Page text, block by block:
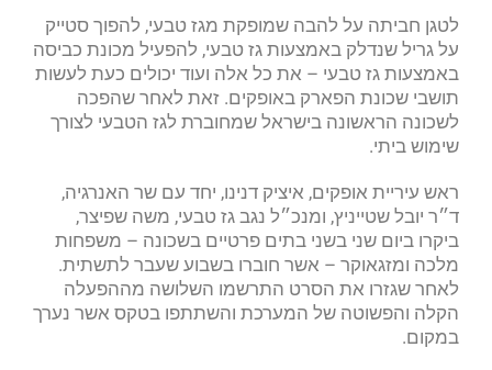
לטגן חביתה על להבה שמופקת מגז טבעי, להפוך סטייק
על גריל שנדלק באמצעות גז טבעי, להפעיל מכונת כביסה
באמצעות גז טבעי – את כל אלה ועוד יכולים כעת לעשות
תושבי שכונת הפארק באופקים. זאת לאחר שהפכה
לשכונה הראשונה בישראל שמחוברת לגז הטבעי לצורך
שימוש ביתי.
ראש עיריית אופקים, איציק דנינו, יחד עם שר האנרגיה,
ד״ר יובל שטייניץ, ומנכ״ל נגב גז טבעי, משה שפיצר,
ביקרו ביום שני בשני בתים פרטיים בשכונה – משפחות
מלכה ומזגאוקר – אשר חוברו בשבוע שעבר לתשתית.
לאחר שגזרו את הסרט התרשמו השלושה מההפעלה
הקלה והפשוטה של המערכת והשתתפו בטקס אשר נערך
במקום.